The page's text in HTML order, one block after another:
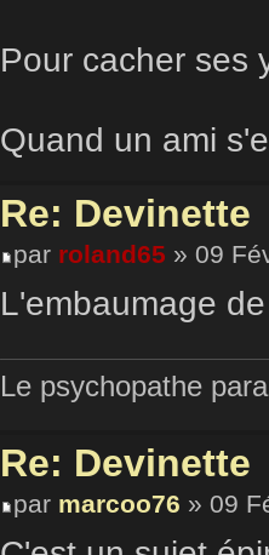
Pour cacher ses
Quand un ami
Re: Devinette
par roland65 » 09
L'embaumage
Le psychopathe
Re: Devinette
par marcoo76 » 09